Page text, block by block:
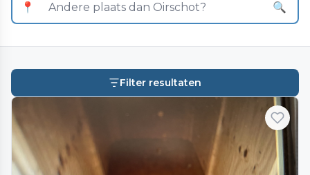
📍
🔍
Filter resultaten